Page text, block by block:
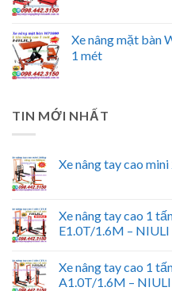
Xe nâng mặt bàn
1 mét
TIN MỚI NHẤT
Xe nâng tay cao
Xe nâng tay cao 1
E1.0T/1.6M – NIULI
Xe nâng tay cao 1
A1.0T/1.6M – NIULI